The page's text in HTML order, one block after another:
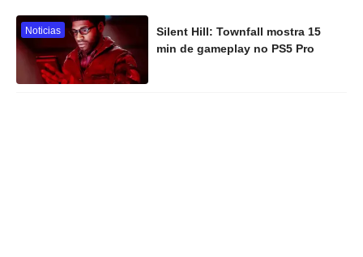
Noticias
Silent Hill: Townfall mostra 15
min de gameplay no PS5 Pro